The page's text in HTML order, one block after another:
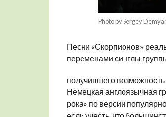
Photo by Sergey
Песни «Скорпионов»
переменами синглы
получившего
Немецкая англоязычная
рока» по версии